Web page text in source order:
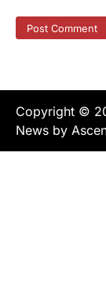
Copyright ©
News by